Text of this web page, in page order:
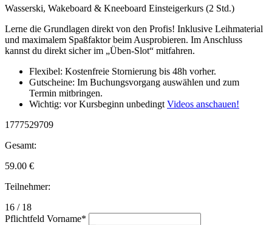
Wasserski, Wakeboard & Kneeboard Einsteigerkurs (2 Std.)
Lerne die Grundlagen direkt von den Profis! Inklusive Leihmaterial
und maximalem Spaßfaktor beim Ausprobieren. Im Anschluss
kannst du direkt sicher im „Üben-Slot“ mitfahren.
Flexibel: Kostenfreie Stornierung bis 48h vorher.
Gutscheine: Im Buchungsvorgang auswählen und zum
Termin mitbringen.
Wichtig: vor Kursbeginn unbedingt Videos anschauen!
1777529709
Gesamt:
59.00 €
Teilnehmer:
16 / 18
Pflichtfeld Vorname*